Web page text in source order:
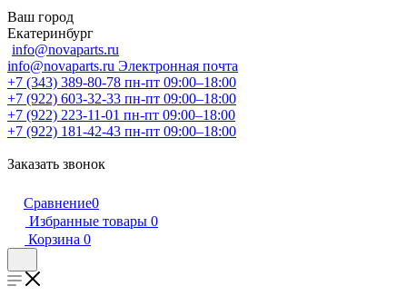
Ваш город
Екатеринбург
info@novaparts.ru
info@novaparts.ru Электронная почта
+7 (343) 389-80-78 пн-пт 09:00–18:00
+7 (922) 603-32-33 пн-пт 09:00–18:00
+7 (922) 223-11-01 пн-пт 09:00–18:00
+7 (922) 181-42-43 пн-пт 09:00–18:00
Заказать звонок
Сравнение0
Избранные товары 0
Корзина 0